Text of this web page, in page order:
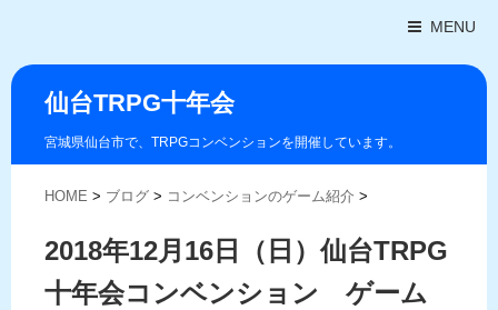
MENU
仙台TRPG十年会
宮城県仙台市で、TRPGコンベンションを開催しています。
HOME > ブログ > コンベンションのゲーム紹介 >
2018年12月16日（日）仙台TRPG
十年会コンベンション ゲーム